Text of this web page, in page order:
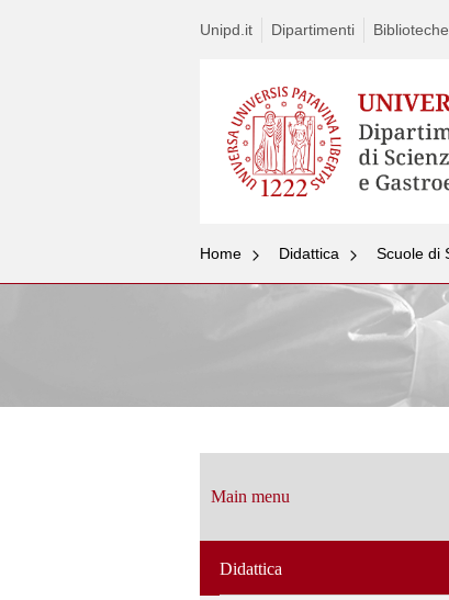
Unipd.it Dipartimenti Biblioteche
Home Didattica Scuole di
Main menu
Didattica